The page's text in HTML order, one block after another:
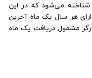
می‌شود که در این
هر سال یک ماه آخرین
مشمول دریافت یک ماه